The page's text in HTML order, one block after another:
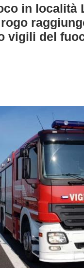
in località
vigili del